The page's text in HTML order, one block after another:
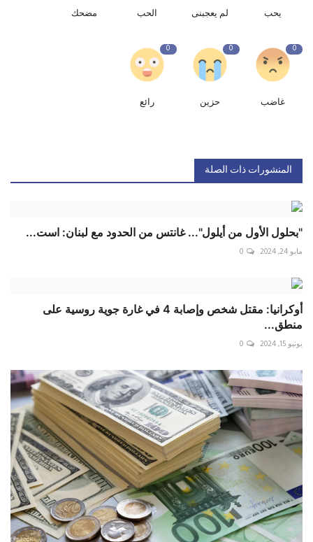
يحب لم يعجبنى الحب مضحك
0
غاضب
0
حزين
0
رائع
المنشورات ذات الصلة
"بحلول الأول من أيلول"... غانتس من الحدود مع لبنان: است...
مايو 24, 2024 0
أوكرانيا: مقتل شخص وإصابة 4 في غارة جوية روسية على
منطق...
يونيو 15, 2024 0